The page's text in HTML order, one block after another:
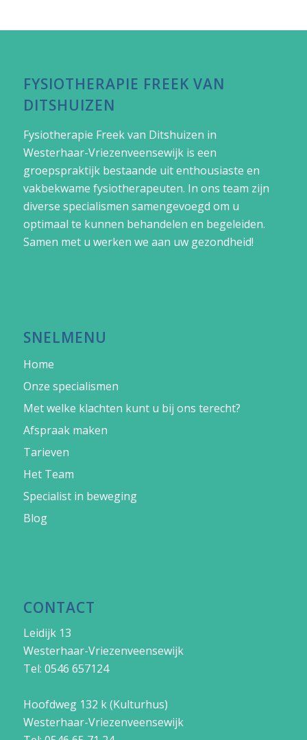
FYSIOTHERAPIE FREEK VAN
DITSHUIZEN
Fysiotherapie Freek van Ditshuizen in
Westerhaar-Vriezenveensewijkis een
groepspraktijk bestaande uit enthousiaste en
vakbekwame fysiotherapeuten. In ons team zijn
diverse specialismen samengevoegd om u
optimaal te kunnen behandelen en begeleiden.
Samen met u werken we aan uw gezondheid!
SNELMENU
Home
Onze specialismen
Met welke klachten kunt u bij ons terecht?
Afspraak maken
Tarieven
Het Team
Specialist in beweging
Blog
CONTACT
Leidijk 13
Westerhaar-Vriezenveensewijk
Tel: 0546 657124
Hoofdweg 132 k (Kulturhus)
Westerhaar-Vriezenveensewijk